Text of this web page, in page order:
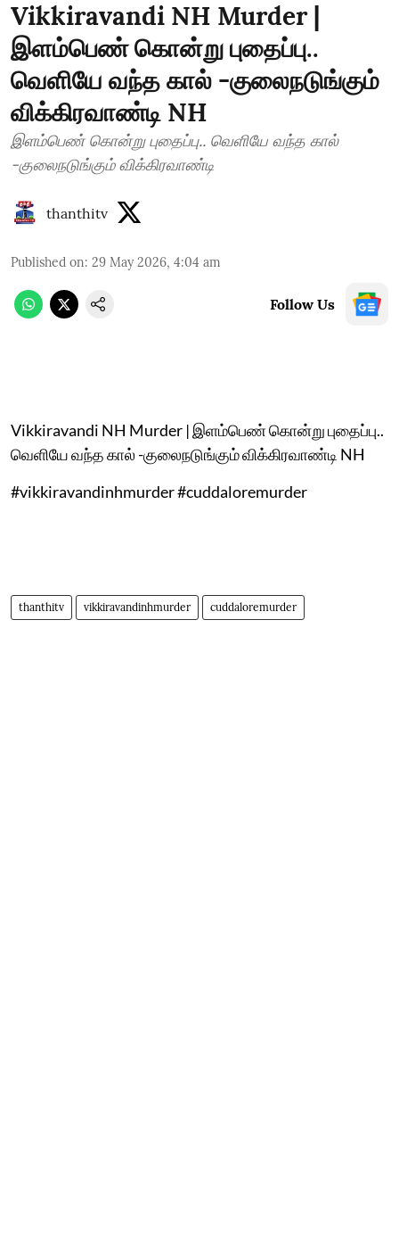
Vikkiravandi NH Murder |
இளம்பெண் கொன்று புதைப்பு..
வெளியே வந்த கால் -குலைநடுங்கும்
விக்கிரவாண்டி NH
இளம்பெண் கொன்று புதைப்பு.. வெளியே வந்த கால்
-குலைநடுங்கும் விக்கிரவாண்டி
thanthitv
Published on: 29 May 2026, 4:04 am
Follow Us
Vikkiravandi NH Murder | இளம்பெண் கொன்று புதைப்பு..
வெளியே வந்த கால் -குலைநடுங்கும் விக்கிரவாண்டி NH
#vikkiravandinhmurder #cuddaloremurder
thanthitv vikkiravandinhmurder cuddaloremurder